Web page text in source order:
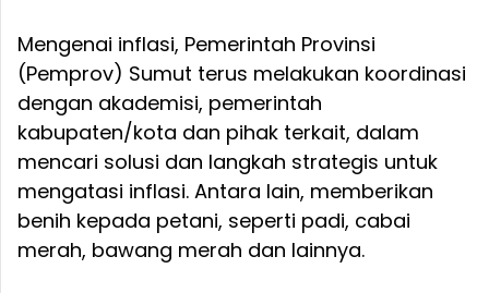
Mengenai inflasi, Pemerintah Provinsi
(Pemprov) Sumut terus melakukan koordinasi
dengan akademisi, pemerintah
kabupaten/kota dan pihak terkait, dalam
mencari solusi dan langkah strategis untuk
mengatasi inflasi. Antara lain, memberikan
benih kepada petani, seperti padi, cabai
merah, bawang merah dan lainnya.